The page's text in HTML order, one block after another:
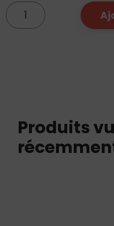
quantité
de
Element
Produits